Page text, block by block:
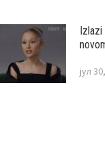
Izlazi
јул